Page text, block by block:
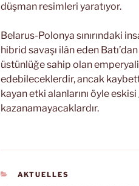
düşman resimleri yaratıyor.
Belarus-Polonya sınırındaki
hibrid savaşı ilân eden
üstünlüğe sahip olan
edebileceklerdir, ancak
kayan etki alanlarını öyle
kazanamayacaklardır.
KATEGORIEN
AKTUELLES